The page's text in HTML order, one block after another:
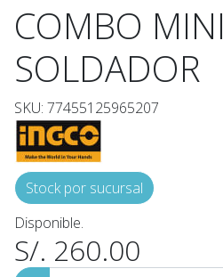
COMBO MINI
SOLDADOR
SKU: 77455125965207
Stock por sucursal
Disponible.
S/. 260.00